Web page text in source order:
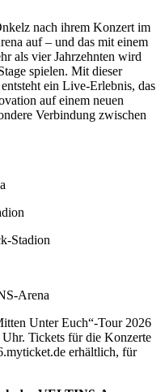
nach ihrem Konzert im
auf – und das mit einem
als vier Jahrzehnten wird
spielen. Mit dieser
ein Live-Erlebnis, das
auf einem neuen
Verbindung zwischen
Stadion
Arena
Unter Euch“-Tour 2026
Tickets für die Konzerte
erhältlich, für